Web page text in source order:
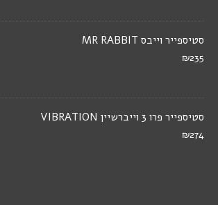
סטיספייר וייבס MR RABBIT
₪235
סטיספייר פרו 3 וייברשיין VIBRATION
₪274